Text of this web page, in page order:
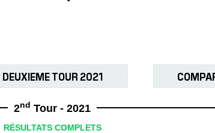
DEUXIEME TOUR 2021
2nd Tour - 2021
RÉSULTATS COMPLETS